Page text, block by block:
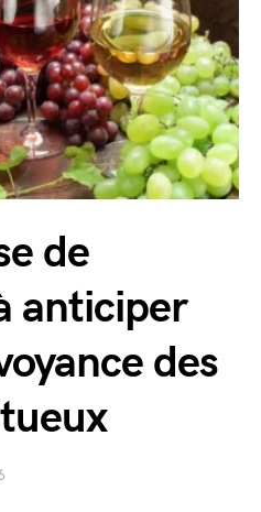
de
anticiper
des